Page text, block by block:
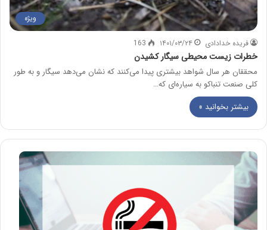
ویژه
فریده خدادادی ۱۴۰۱/۰۳/۲۴ 163
خطرات زیست محیطی سیگار کشیدن
محققان هر سال شواهد بیشتری پیدا می‌کنند که نشان می‌دهد سیگار و به طور
کلی صنعت تنباکو به سیاره‌ای که…
بیشتر بخوانید »